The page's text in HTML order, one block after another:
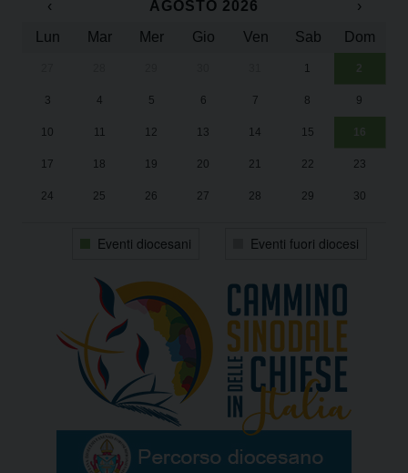
‹ AGOSTO 2026
›
Lun
Mar Mer Gio Ven Sab Dom
1 2
3 4 5 6 7 8 9
10 11 12 13 14 15 16
17 18 19 20 21 22 23
24 25 26 27 28 29 30
Eventi diocesani Eventi fuori diocesi